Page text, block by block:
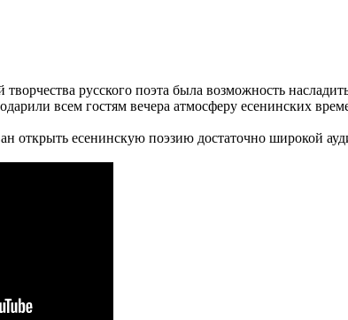
русского поэта была возможность
всем гостям вечера атмосферу есенинских
открыть есенинскую поэзию достаточно широкой